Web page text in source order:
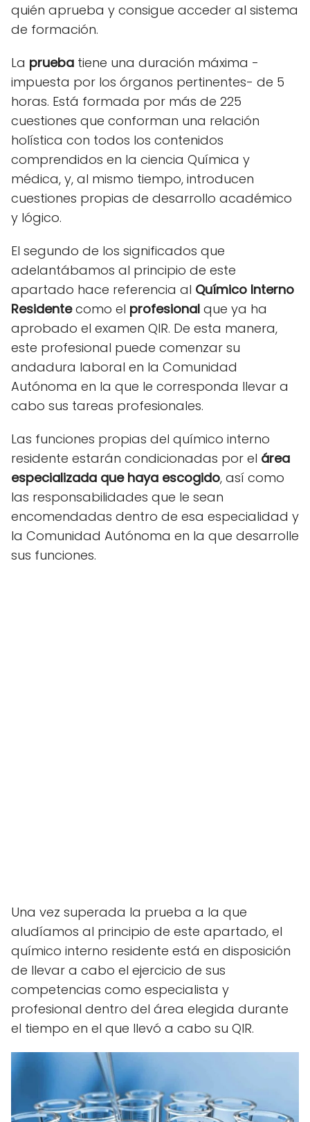
quién aprueba y consigue acceder al sistema
de formación.
La prueba tiene una duración máxima -
impuesta por los órganos pertinentes- de 5
horas. Está formada por más de 225
cuestiones que conforman una relación
holística con todos los contenidos
comprendidos en la ciencia Química y
médica, y, al mismo tiempo, introducen
cuestiones propias de desarrollo académico
y lógico.
El segundo de los significados que
adelantábamos al principio de este
apartado hace referencia al Químico Interno
Residentecomo el profesional que ya ha
aprobado el examen QIR. De esta manera,
este profesional puede comenzar su
andadura laboral en la Comunidad
Autónoma en la que le corresponda llevar a
cabo sus tareas profesionales.
Las funciones propias del químico interno
residente estarán condicionadas por el área
especializada que haya escogido, así como
las responsabilidades que le sean
encomendadas dentro de esa especialidad y
la Comunidad Autónoma en la que desarrolle
sus funciones.
Una vez superada la prueba a la que
aludíamos al principio de este apartado, el
químico interno residente está en disposición
de llevar a cabo el ejercicio de sus
competencias como especialista y
profesional dentro del área elegida durante
el tiempo en el que llevó a cabo su QIR.